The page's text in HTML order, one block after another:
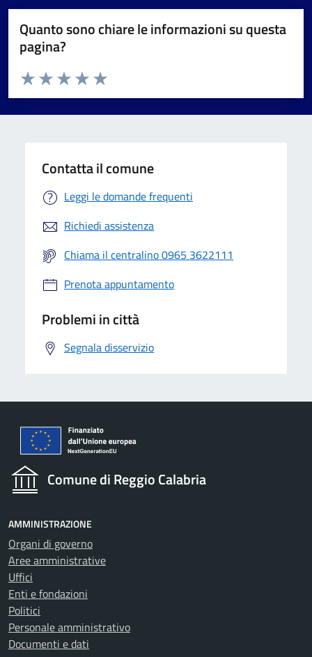
Quanto sono chiare le informazioni su questa
pagina?
Valuta da 1 a 5 stelle la pagina
Valuta 5 stelle su 5
Valuta 4 stelle su 5
Valuta 3 stelle su 5
Valuta 2 stelle su 5
Valuta 1 stelle su 5
Contatta il comune
Leggi le domande frequenti
Richiedi assistenza
Chiama il centralino 0965 3622111
Prenota appuntamento
Problemi in città
Segnala disservizio
Comune di Reggio Calabria
AMMINISTRAZIONE
Organi di governo
Aree amministrative
Uffici
Enti e fondazioni
Politici
Personale amministrativo
Documenti e dati